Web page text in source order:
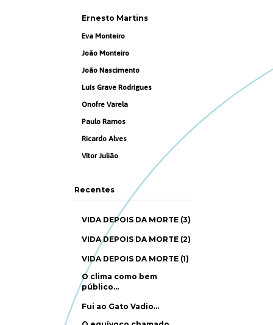
Ernesto Martins
Eva Monteiro
João Monteiro
João Nascimento
Luís Grave Rodrigues
Onofre Varela
Paulo Ramos
Ricardo Alves
Vítor Julião
Recentes
VIDA DEPOIS DA MORTE (3)
VIDA DEPOIS DA MORTE (2)
VIDA DEPOIS DA MORTE (1)
O clima como bem
público…
Fui ao Gato Vadio…